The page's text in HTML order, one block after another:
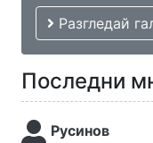
Разгледай
Последни
Русинов